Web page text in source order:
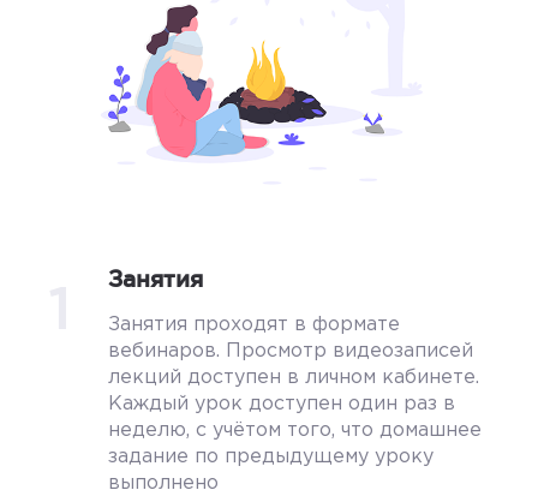
Занятия
Занятия проходят в формате
вебинаров. Просмотр видеозаписей
лекций доступен в личном кабинете.
Каждый урок доступен один раз в
неделю, с учётом того, что домашнее
задание по предыдущему уроку
выполнено